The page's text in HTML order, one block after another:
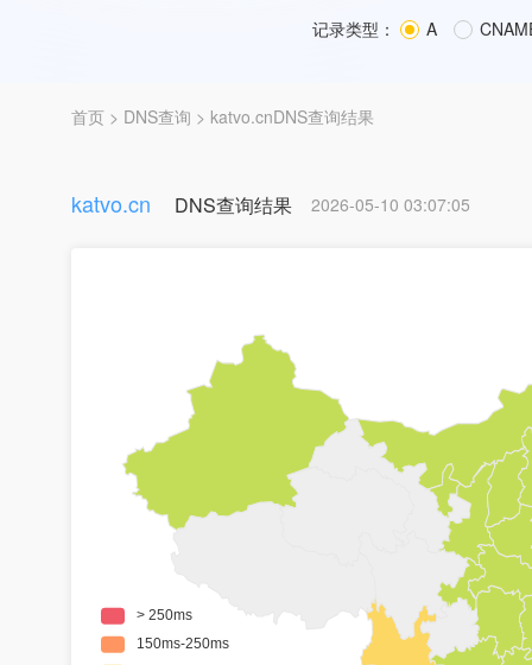
记录类型： A
首页 > DNS查询 > katvo.cnDNS查询结果
katvo.cn DNS查询结果 2026-05-10 03:07:05